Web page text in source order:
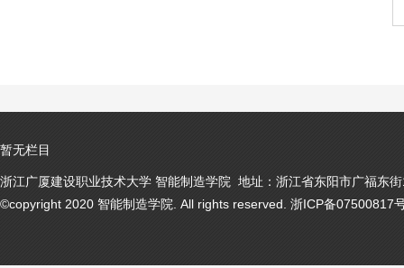
暂无栏目
浙江广厦建设职业技术大学 智能制造学院 地址：浙江省东阳市广福东
©copyright 2020 智能制造学院. All rights reserved. 浙ICP备07500817